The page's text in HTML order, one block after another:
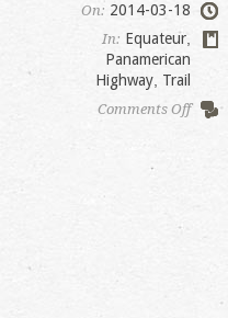
On: 2014-03-18
In: Equateur
Panamerican
Highway Trail
Comments Offon